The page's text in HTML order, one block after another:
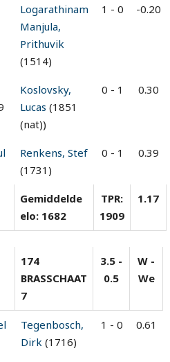
Logarathinam
Manjula,
Prithuvik
(1514)
1 - 0 -0.20
Koslovsky,
Lucas (1851
(nat))
0 - 1 0.30
Renkens, Stef
(1731)
0 - 1 0.39
Gemiddelde
elo: 1682
TPR:
1909
1.17
174
BRASSCHAAT
7
3.5 -
0.5
W -
We
Tegenbosch,
Dirk (1716)
1 - 0 0.61